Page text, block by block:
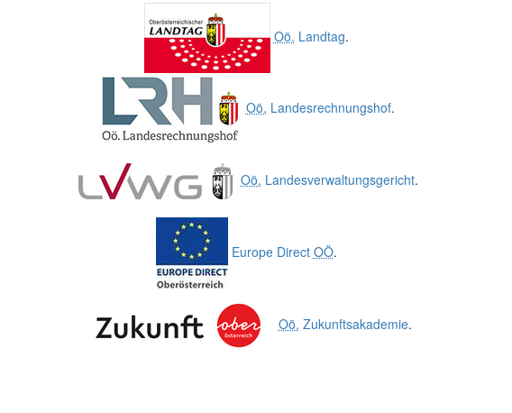
Oö. Landtag.
Oö. Landesrechnungshof.
Oö. Landesverwaltungsgericht.
Europe Direct OÖ.
Oö. Zukunftsakademie.